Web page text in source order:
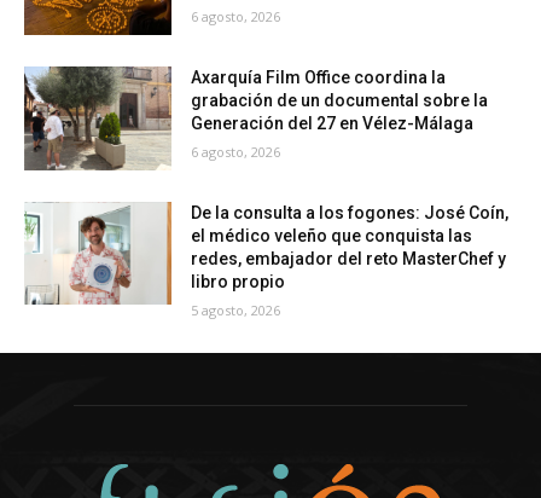
6 agosto, 2026
Axarquía Film Office coordina la
grabación de un documental sobre la
Generación del 27 en Vélez-Málaga
6 agosto, 2026
De la consulta a los fogones: José Coín,
el médico veleño que conquista las
redes, embajador del reto MasterChef y
libro propio
5 agosto, 2026